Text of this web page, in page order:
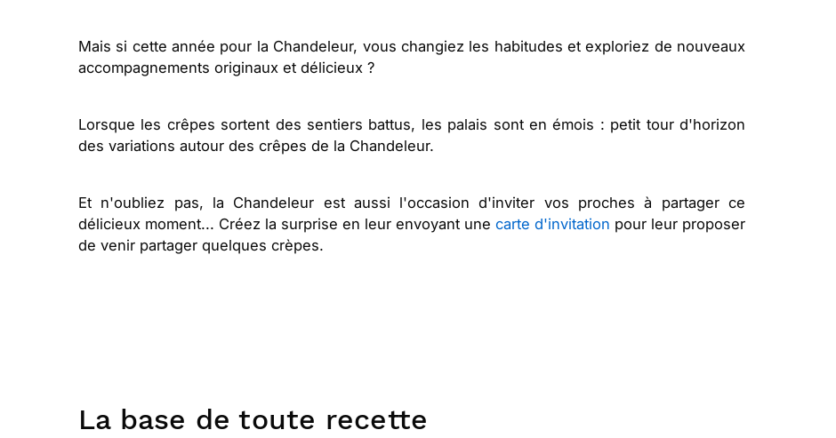
Mais si cette année pour la Chandeleur, vous changiez les habitudes et exploriez de nouveaux
accompagnements originaux et délicieux ?
Lorsque les crêpes sortent des sentiers battus, les palais sont en émois : petit tour d'horizon
des variations autour des crêpes de la Chandeleur.
Et n'oubliez pas, la Chandeleur est aussi l'occasion d'inviter vos proches à partager ce
délicieux moment... Créez la surprise en leur envoyant une carte d'invitation pour leur proposer
de venir partager quelques crèpes.
La base de toute recette